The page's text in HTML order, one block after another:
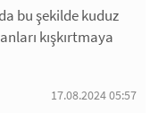
bu şekilde kuduz
kışkırtmaya
17.08.2024 05:57